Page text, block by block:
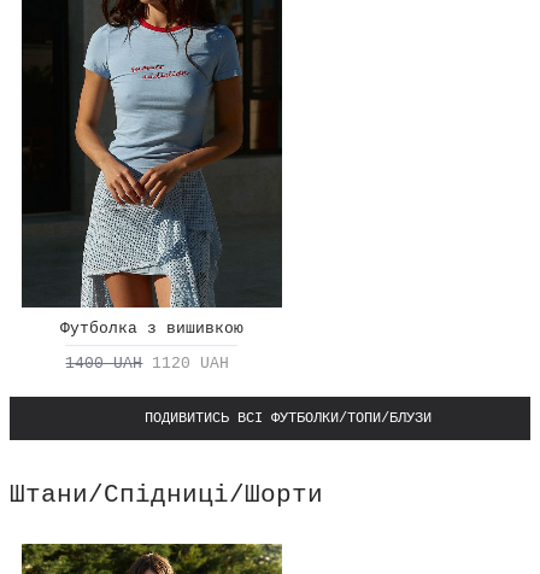
Футболка з вишивкою
1400 UAH 1120 UAH
ПОДИВИТИСЬ ВСІ ФУТБОЛКИ/ТОПИ/БЛУЗИ
Штани/Спідниці/Шорти